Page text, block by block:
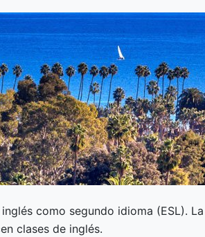
como segundo idioma (ESL).
clases de inglés.